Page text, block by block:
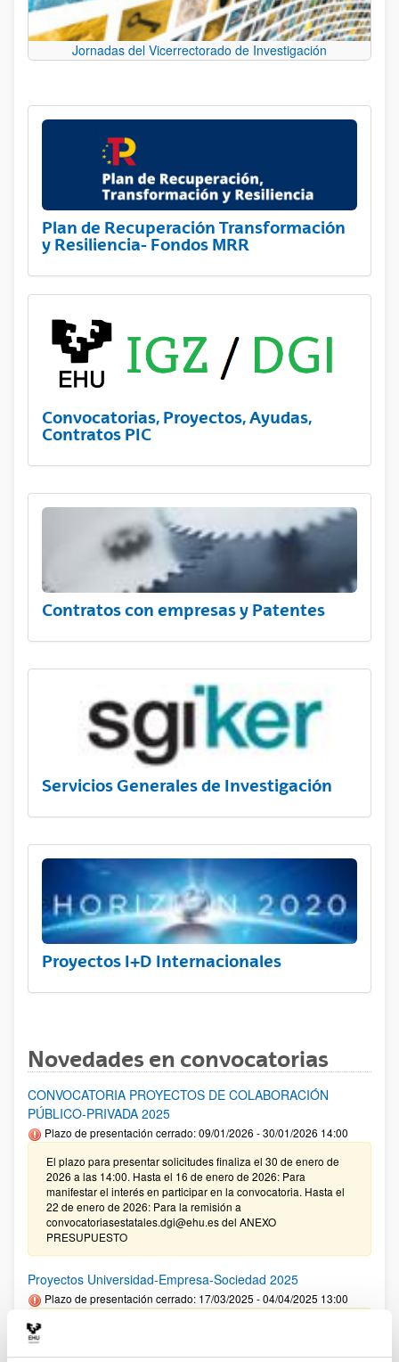
Jornadas del Vicerrectorado de Investigación
Plan de Recuperación Transformación
y Resiliencia- Fondos MRR
Convocatorias, Proyectos, Ayudas,
Contratos PIC
Contratos con empresas y Patentes
Servicios Generales de Investigación
Proyectos I+D Internacionales
Novedades en convocatorias
CONVOCATORIA PROYECTOS DE COLABORACIÓN
PÚBLICO-PRIVADA 2025
Plazo de presentación cerrado: 09/01/2026 - 30/01/2026 14:00
El plazo para presentar solicitudes finaliza el 30 de enero de
2026 a las 14:00. Hasta el 16 de enero de 2026: Para
manifestar el interés en participar en la convocatoria. Hasta el
22 de enero de 2026: Para la remisión a
convocatoriasestatales.dgi@ehu.es del ANEXO
PRESUPUESTO
Proyectos Universidad-Empresa-Sociedad 2025
Plazo de presentación cerrado: 17/03/2025 - 04/04/2025 13:00